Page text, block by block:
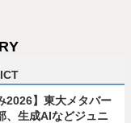
2026】東大メタバー
、生成AIなどジュニ